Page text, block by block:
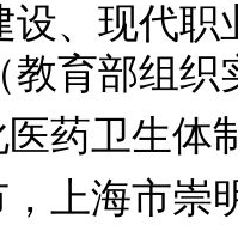
设、现代
教育部组织
药卫生体
上海市崇